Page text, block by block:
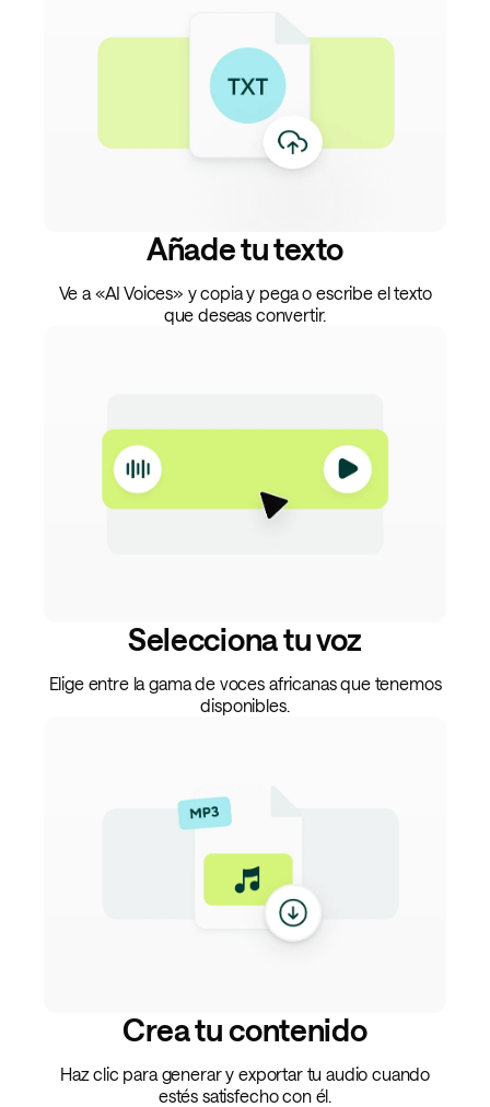
Añade tu texto
Ve a «AI Voices» y copia y pega o escribe el texto
que deseas convertir.
Selecciona tu voz
Elige entre la gama de voces africanas que tenemos
disponibles.
Crea tu contenido
Haz clic para generar y exportar tu audio cuando
estés satisfecho con él.